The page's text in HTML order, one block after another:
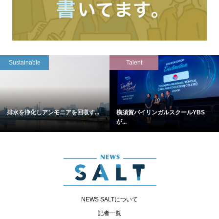
Sustainable
排水を浄化しアンモニアを回収す...
Talent
横須賀バイリンガルスクールYBS
が...
NEWS SALTについて
記者一覧